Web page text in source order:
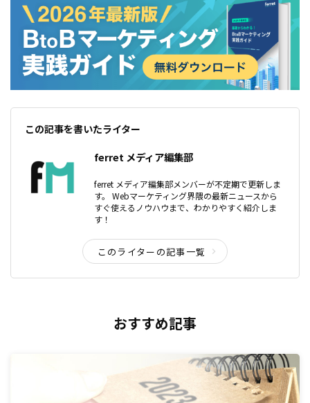
この記事を書いたライター
ferret メディア編集部
ferret メディア編集部メンバーが不定期で更新しま
す。 Webマーケティング界隈の最新ニュースから
すぐ使えるノウハウまで、わかりやすく紹介しま
す！
このライターの記事一覧
おすすめ記事